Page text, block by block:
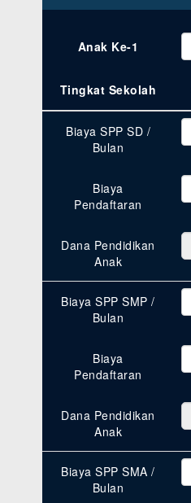
Anak Ke-1
Tingkat Sekolah
Biaya SPP SD /
Bulan
Biaya
Pendaftaran
Dana Pendidikan
Anak
Biaya SPP SMP /
Bulan
Biaya
Pendaftaran
Dana Pendidikan
Anak
Biaya SPP SMA /
Bulan